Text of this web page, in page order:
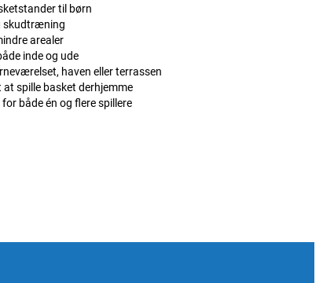
til børn
skudtræning
arealer
inde og ude
haven eller terrassen
at spille basket derhjemme
for både én og flere spillere